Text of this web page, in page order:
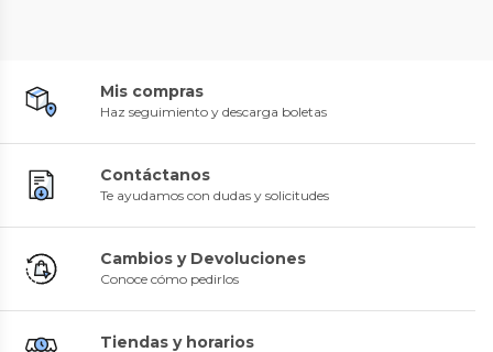
Mis compras
Haz seguimiento y descarga boletas
Contáctanos
Te ayudamos con dudas y solicitudes
Cambios y Devoluciones
Conoce cómo pedirlos
Tiendas y horarios